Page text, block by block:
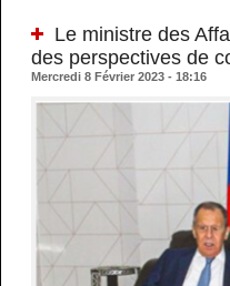
Le ministre des
des perspectives de
Mercredi 8 Février 2023 - 18:16